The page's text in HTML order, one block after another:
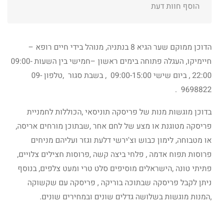
הוסף חוות דעת
הדוכן ממוקם שער הגיא 8 בנתניה, מנוהל בידי חיים רופא –
חיימיקו, העגלה פתוחה בימים ראשון –חמישי בין השעות 09:00-
22:00 , ביום שישי 09:00-15:00 , בשבת סגור ,טלפון 09-
9698822 .
בדוכן מוגשות מנות של פריסקה תוניסאי ,הכוללות לחמניית
פריסקה מטוגנת או מצע של לחם אחר ,שבתוכן מורחים אריסה,
או מטבוחה, לימון כבוש וצ'ירשי דלעת וגזר ועליהם מניחים
פרוסות תפוח אדמה , פלחי ביצה קשה ,פרוסות חצילים צלויים,
פתיתי טונה ,הישראלים מוסיפים סלט טרי ומעט צלפים, בנוסף
ניתן לקבל פריסקה שבתוכה בוריקה , פריסקה עם שקשוקה
,המנות מוגשות בשלושה גדלים שונים ובמחירים שונים.